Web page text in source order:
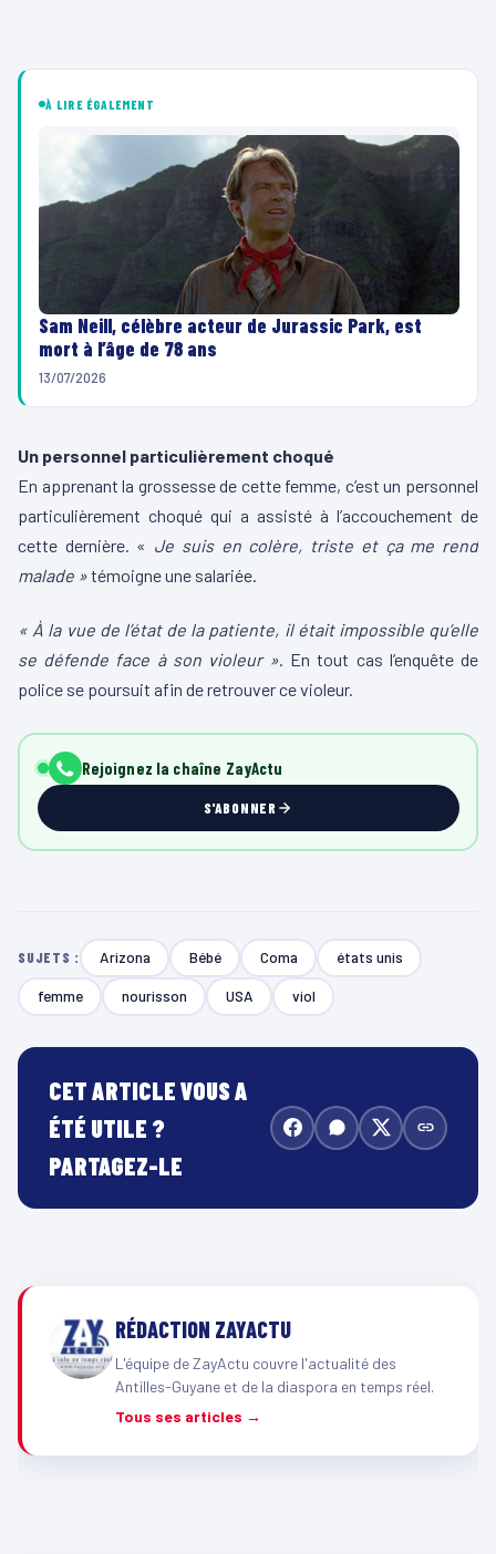
À LIRE ÉGALEMENT
Sam Neill, célèbre acteur de Jurassic Park, est
mort à l’âge de 78 ans
13/07/2026
Un personnel particulièrement choqué
En apprenant la grossesse de cette femme, c’est un personnel
particulièrement choqué qui a assisté à l’accouchement de
cette dernière. « Je suis en colère, triste et ça me rend
malade »témoigne une salariée.
« À la vue de l’état de la patiente, il était impossible qu’elle
se défende face à son violeur ». En tout cas l’enquête de
police se poursuit afin de retrouver ce violeur.
Rejoignez la chaîne ZayActu
S'ABONNER
SUJETS : Arizona Bébé Coma états unis
femme nourisson USA viol
CET ARTICLE VOUS A
ÉTÉ UTILE ?
PARTAGEZ-LE
RÉDACTION ZAYACTU
L'équipe de ZayActu couvre l'actualité des
Antilles-Guyane et de la diaspora en temps réel.
Tous ses articles →